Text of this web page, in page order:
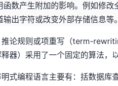
函数产生附加的影响。例如修
出字符或改变外部存储信息等。
论规则或项重写（term-
器）采用了一个固定的算法，
式编程语言主要有：括数据